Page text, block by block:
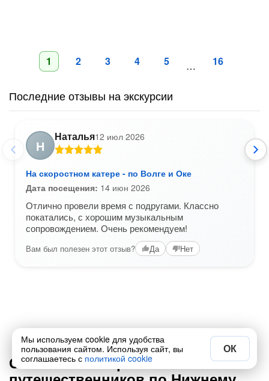
1 2 3 4 5 … 16
Последние отзывы на экскурсии
Н
Наталья12 июл 2026
На скоростном катере - по Волге и Оке
Дата посещения: 14 июн 2026
Отлично провели время с подругами. Классно
покатались, с хорошим музыкальным
сопровождением. Очень рекомендуем!
Вам был полезен этот отзыв? Да Нет
1 / 11
Ответы на вопросы от
Мы используем cookie для удобства
пользования сайтом. Используя сайт, вы
соглашаетесь с политикой cookie
ОК